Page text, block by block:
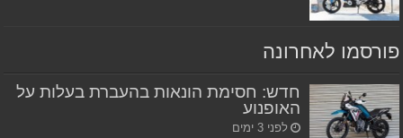
פורסמו לאחרונה
חדש: חסימת הונאות בהעברת בעלות על
האופנוע
לפני 3 ימים